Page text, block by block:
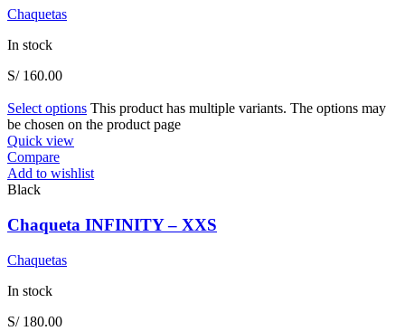
Chaquetas
In stock
S/160.00
Select options This product has multiple variants. The options may
be chosen on the product page
Quick view
Compare
Add to wishlist
Black
Chaqueta INFINITY – XXS
Chaquetas
In stock
S/180.00